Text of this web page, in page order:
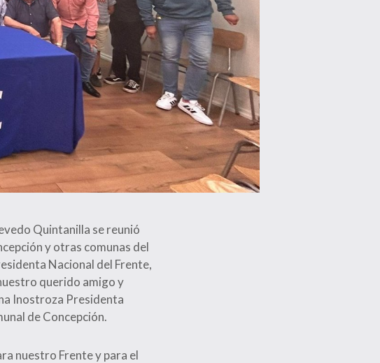
Quintanilla se reunió
y otras comunas del
Nacional del Frente,
querido amigo y
Inostroza Presidenta
de Concepción.
nuestro Frente y para el